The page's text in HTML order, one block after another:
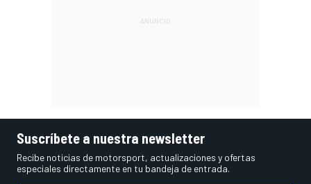
Suscríbete a nuestra newsletter
Recibe noticias de motorsport, actualizaciones y ofertas
especiales directamente en tu bandeja de entrada.